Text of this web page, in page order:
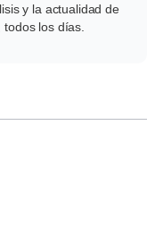
y la actualidad de
los días.